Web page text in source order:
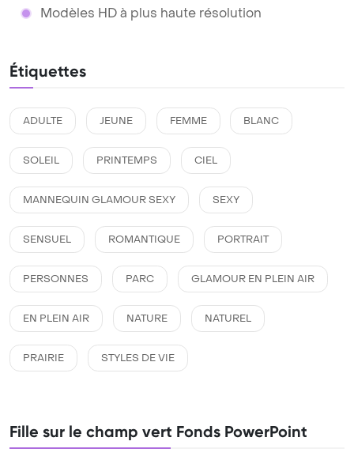
Modèles HD à plus haute résolution
Étiquettes
ADULTE JEUNE FEMME BLANC
SOLEIL PRINTEMPS CIEL
MANNEQUIN GLAMOUR SEXY SEXY
SENSUEL ROMANTIQUE PORTRAIT
PERSONNES PARC GLAMOUR EN PLEIN AIR
EN PLEIN AIR NATURE NATUREL
PRAIRIE STYLES DE VIE
Fille sur le champ vert Fonds PowerPoint